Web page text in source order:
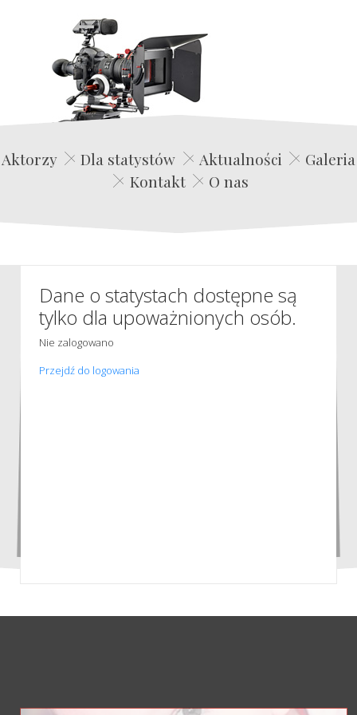
Edwin Film Agencja Aktorska
Aktorzy Dla statystów Aktualności
Galeria
Kontakt
O nas
Dane o statystach dostępne są
tylko dla upoważnionych osób.
Nie zalogowano
Przejdź do logowania